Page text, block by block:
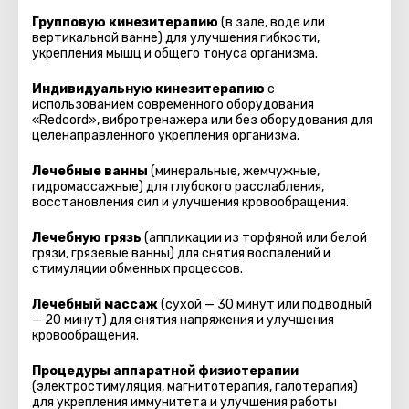
Групповую кинезитерапию (в зале, воде или
вертикальной ванне) для улучшения гибкости,
укрепления мышц и общего тонуса организма.
Индивидуальную кинезитерапию с
использованием современного оборудования
«Redcord», вибротренажера или без оборудования для
целенаправленного укрепления организма.
Лечебные ванны (минеральные, жемчужные,
гидромассажные) для глубокого расслабления,
восстановления сил и улучшения кровообращения.
Лечебную грязь (аппликации из торфяной или белой
грязи, грязевые ванны) для снятия воспалений и
стимуляции обменных процессов.
Лечебный массаж(сухой — 30 минут или подводный
— 20 минут) для снятия напряжения и улучшения
кровообращения.
Процедуры аппаратной физиотерапии
(электростимуляция, магнитотерапия, галотерапия)
для укрепления иммунитета и улучшения работы